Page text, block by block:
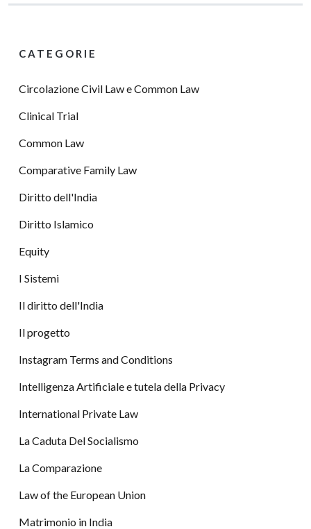
CATEGORIE
Circolazione Civil Law e Common Law
Clinical Trial
Common Law
Comparative Family Law
Diritto dell'India
Diritto Islamico
Equity
I Sistemi
Il diritto dell'India
Il progetto
Instagram Terms and Conditions
Intelligenza Artificiale e tutela della Privacy
International Private Law
La Caduta Del Socialismo
La Comparazione
Law of the European Union
Matrimonio in India